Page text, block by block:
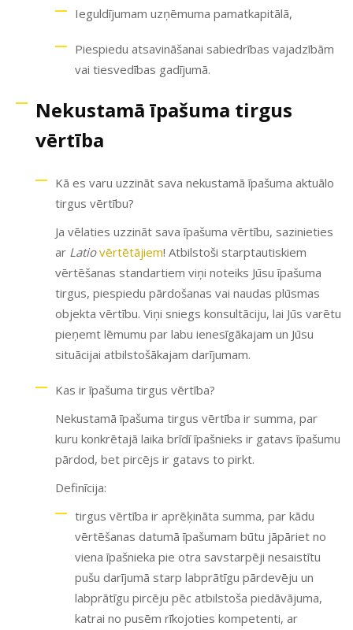
Ieguldījumam uzņēmuma pamatkapitālā,
Piespiedu atsavināšanai sabiedrības vajadzībām
vai tiesvedības gadījumā.
Nekustamā īpašuma tirgus
vērtība
Kā es varu uzzināt sava nekustamā īpašuma aktuālo
tirgus vērtību?
Ja vēlaties uzzināt sava īpašuma vērtību, sazinieties
ar Latio vērtētājiem! Atbilstoši starptautiskiem
vērtēšanas standartiem viņi noteiks Jūsu īpašuma
tirgus, piespiedu pārdošanas vai naudas plūsmas
objekta vērtību. Viņi sniegs konsultāciju, lai Jūs varētu
pieņemt lēmumu par labu ienesīgākajam un Jūsu
situācijai atbilstošākajam darījumam.
Kas ir īpašuma tirgus vērtība?
Nekustamā īpašuma tirgus vērtība ir summa, par
kuru konkrētajā laika brīdī īpašnieks ir gatavs īpašumu
pārdod, bet pircējs ir gatavs to pirkt.
Definīcija:
tirgus vērtība ir aprēķināta summa, par kādu
vērtēšanas datumā īpašumam būtu jāpāriet no
viena īpašnieka pie otra savstarpēji nesaistītu
pušu darījumā starp labprātīgu pārdevēju un
labprātīgu pircēju pēc atbilstoša piedāvājuma,
katrai no pusēm rīkojoties kompetenti, ar